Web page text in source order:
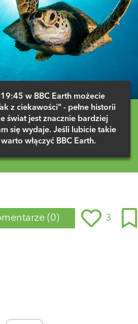
w BBC Earth możecie
z ciekawości” - pełne historii
świat jest znacznie bardziej
się wydaje. Jeśli lubicie takie
włączyć BBC Earth.
(0) 3